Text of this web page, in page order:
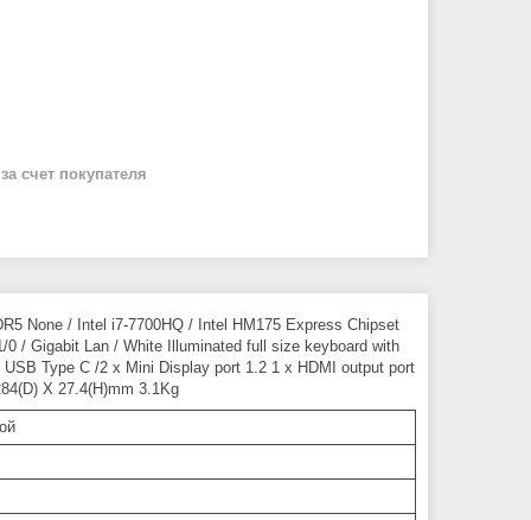
за счет покупателя
None / Intel i7-7700HQ / Intel HM175 Express Chipset
/ Gigabit Lan / White Illuminated full size keyboard with
Type C /2 x Mini Display port 1.2 1 x HDMI output port
X 27.4(H)mm 3.1Kg